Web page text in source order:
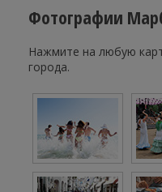
Фотографии
Нажмите на любую
города.